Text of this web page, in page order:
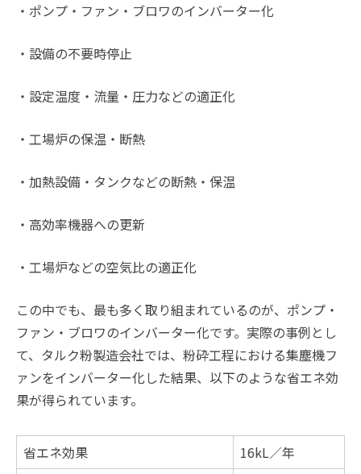
・ポンプ・ファン・ブロワのインバーター化
・設備の不要時停止
・設定温度・流量・圧力などの適正化
・工場炉の保温・断熱
・加熱設備・タンクなどの断熱・保温
・高効率機器への更新
・工場炉などの空気比の適正化
この中でも、最も多く取り組まれているのが、ポンプ・
ファン・ブロワのインバーター化です。実際の事例とし
て、タルク粉製造会社では、粉砕工程における集塵機フ
ァンをインバーター化した結果、以下のような省エネ効
果が得られています。
省エネ効果
16kL／年